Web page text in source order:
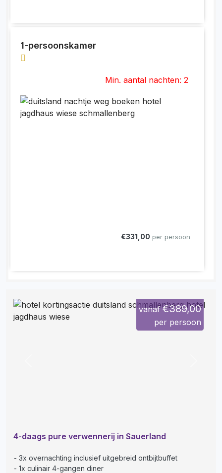
1-persoonskamer
Min. aantal nachten: 2
€331,00 per persoon
vanaf€389,00
per persoon
4-daags pure verwennerij in Sauerland
3x overnachting inclusief uitgebreid ontbijtbuffet
1x culinair 4-gangen diner